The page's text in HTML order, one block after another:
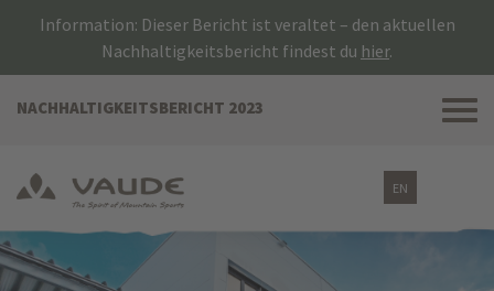
Information: Dieser Bericht ist veraltet – den aktuellen
Nachhaltigkeitsbericht findest du hier.
EN
NACHHALTIGKEITSBERICHT 2023